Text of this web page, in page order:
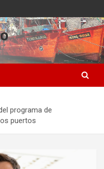
programa de
puertos